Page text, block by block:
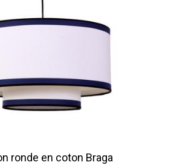
ronde en coton Braga